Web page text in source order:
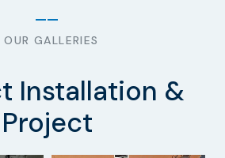
OUR GALLERIES
Installation &
Project